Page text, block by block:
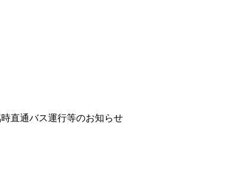
直通バス運行等のお知らせ